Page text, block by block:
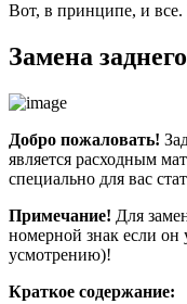
Вот, в принципе, и
Замена
Добро пожаловать!
является расходным
специально для вас
Примечание! Для
номерной знак если он
усмотрению)!
Краткое содержание: